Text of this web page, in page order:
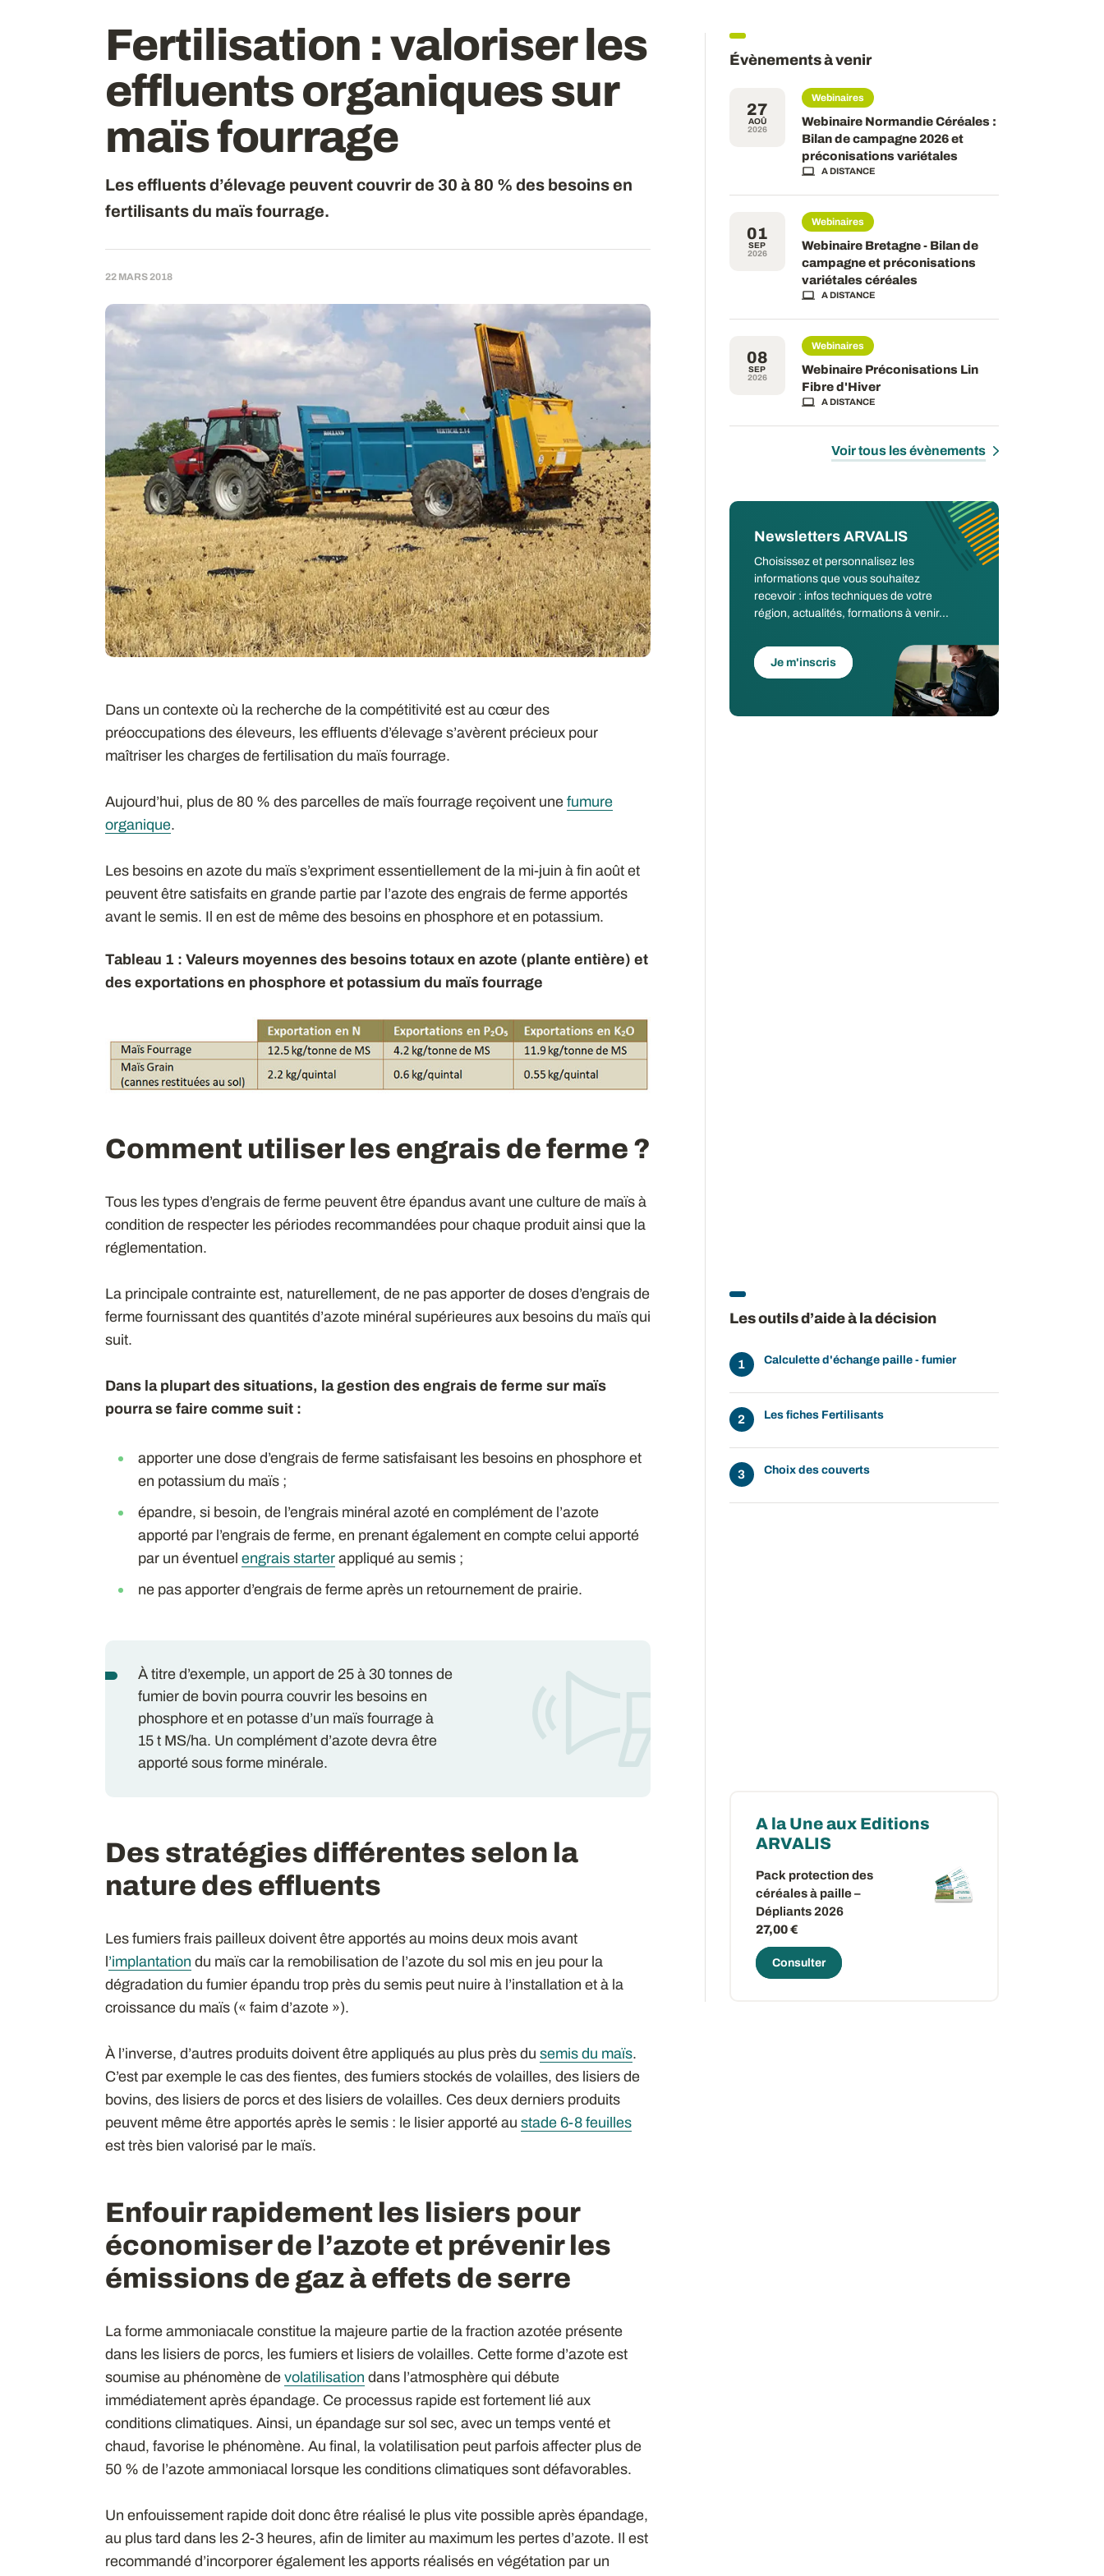
Fertilisation : valoriser les
effluents organiques sur
maïs fourrage
Les effluents d’élevage peuvent couvrir de 30 à 80 % des besoins en
fertilisants du maïs fourrage.
22 MARS 2018
Dans un contexte où la recherche de la compétitivité est au cœur des
préoccupations des éleveurs, les effluents d’élevage s’avèrent précieux pour
maîtriser les charges de fertilisation du maïs fourrage.
Aujourd’hui, plus de 80 % des parcelles de maïs fourrage reçoivent une fumure
organique.
Les besoins en azote du maïs s’expriment essentiellement de la mi-juin à fin août et
peuvent être satisfaits en grande partie par l’azote des engrais de ferme apportés
avant le semis. Il en est de même des besoins en phosphore et en potassium.
Tableau 1 : Valeurs moyennes des besoins totaux en azote (plante entière) et
des exportations en phosphore et potassium du maïs fourrage
Comment utiliser les engrais de ferme ?
Tous les types d’engrais de ferme peuvent être épandus avant une culture de maïs à
condition de respecter les périodes recommandées pour chaque produit ainsi que la
réglementation.
La principale contrainte est, naturellement, de ne pas apporter de doses d’engrais de
ferme fournissant des quantités d’azote minéral supérieures aux besoins du maïs qui
suit.
Dans la plupart des situations, la gestion des engrais de ferme sur maïs
pourra se faire comme suit :
apporter une dose d’engrais de ferme satisfaisant les besoins en phosphore et
en potassium du maïs ;
épandre, si besoin, de l’engrais minéral azoté en complément de l’azote
apporté par l’engrais de ferme, en prenant également en compte celui apporté
par un éventuel engrais starterappliqué au semis ;
ne pas apporter d’engrais de ferme après un retournement de prairie.
À titre d’exemple, un apport de 25 à 30 tonnes de
fumier de bovin pourra couvrir les besoins en
phosphore et en potasse d’un maïs fourrage à
15 t MS/ha. Un complément d’azote devra être
apporté sous forme minérale.
Des stratégies différentes selon la
nature des effluents
Les fumiers frais pailleux doivent être apportés au moins deux mois avant
l’implantation du maïs car la remobilisation de l’azote du sol mis en jeu pour la
dégradation du fumier épandu trop près du semis peut nuire à l’installation et à la
croissance du maïs (« faim d’azote »).
À l’inverse, d’autres produits doivent être appliqués au plus près du semis du maïs.
C’est par exemple le cas des fientes, des fumiers stockés de volailles, des lisiers de
bovins, des lisiers de porcs et des lisiers de volailles. Ces deux derniers produits
peuvent même être apportés après le semis : le lisier apporté au stade 6-8 feuilles
est très bien valorisé par le maïs.
Enfouir rapidement les lisiers pour
économiser de l’azote et prévenir les
émissions de gaz à effets de serre
La forme ammoniacale constitue la majeure partie de la fraction azotée présente
dans les lisiers de porcs, les fumiers et lisiers de volailles. Cette forme d’azote est
soumise au phénomène de volatilisation dans l’atmosphère qui débute
immédiatement après épandage. Ce processus rapide est fortement lié aux
conditions climatiques. Ainsi, un épandage sur sol sec, avec un temps venté et
chaud, favorise le phénomène. Au final, la volatilisation peut parfois affecter plus de
50 % de l’azote ammoniacal lorsque les conditions climatiques sont défavorables.
Un enfouissement rapide doit donc être réalisé le plus vite possible après épandage,
au plus tard dans les 2-3 heures, afin de limiter au maximum les pertes d’azote. Il est
recommandé d’incorporer également les apports réalisés en végétation par un
Évènements à venir
27
AOÛ
2026
Webinaires
Webinaire Normandie Céréales :
Bilan de campagne 2026 et
préconisations variétales
A DISTANCE
01
SEP
2026
Webinaires
Webinaire Bretagne - Bilan de
campagne et préconisations
variétales céréales
A DISTANCE
08
SEP
2026
Webinaires
Webinaire Préconisations Lin
Fibre d'Hiver
A DISTANCE
Voir tous les évènements
Newsletters ARVALIS
Choisissez et personnalisez les
informations que vous souhaitez
recevoir : infos techniques de votre
région, actualités, formations à venir...
Je m'inscris
Les outils d’aide à la décision
Calculette d'échange paille - fumier
Les fiches Fertilisants
Choix des couverts
A la Une aux Editions
ARVALIS
Pack protection des
céréales à paille –
Dépliants 2026
27,00 €
Consulter